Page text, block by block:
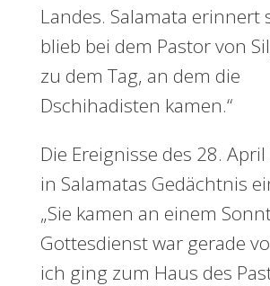
Landes. Salamata erinnert
blieb bei dem Pastor von
zu dem Tag, an dem die
Dschihadisten kamen.“
Die Ereignisse des 28.
in Salamatas Gedächtnis
„Sie kamen an einem
Gottesdienst war gerade
ich ging zum Haus des